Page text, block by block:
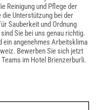
Reinigung und Pflege der
Unterstützung bei der
Sauberkeit und Ordnung
Sie bei uns genau richtig.
ein angenehmes Arbeitsklima
Bewerben Sie sich jetzt
im Hotel Brienzerburli.